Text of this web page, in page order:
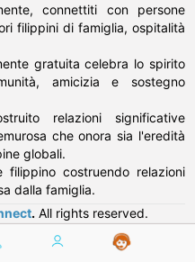
connettiti con persone
filippini di famiglia, ospitalità
gratuita celebra lo spirito
amicizia e sostegno
relazioni significative
che onora sia l'eredità
globali.
filippino costruendo relazioni
dalla famiglia.
. All rights reserved.